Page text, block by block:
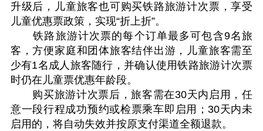
升级后，儿童旅客也可购买铁路旅游计次票，享受
儿童优惠票政策，实现“折上折”。
铁路旅游计次票的每个订单最多可包含9名旅
客，方便家庭和团体旅客结伴出游，儿童旅客需至
少有1名成人旅客随行，并确认使用铁路旅游计次票
时仍在儿童票优惠年龄段。
购买旅游计次票后，旅客需在30天内启用，任
意一段行程成功预约或检票乘车即启用；30天内未
启用的，将自动失效并按原支付渠道全额退款。